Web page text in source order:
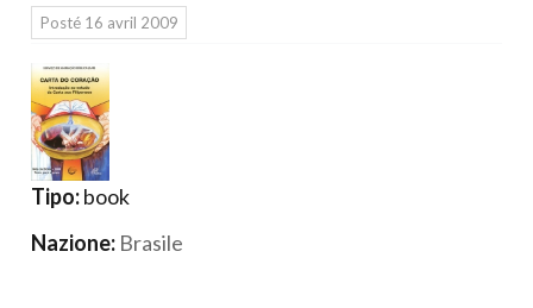
Posté 16 avril 2009
Tipo:book
Nazione: Brasile